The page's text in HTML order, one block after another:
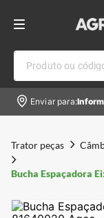
Produto ou
Enviar para:
Trator peças
Bucha Espaçadora